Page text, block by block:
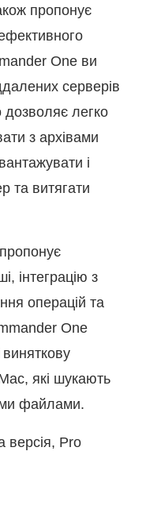
пропонує
One ви
серверів
легко
з архівами
і
та витягати
інтеграцію з
операцій та
One
виняткову
які шукають
файлами.
версія, Pro